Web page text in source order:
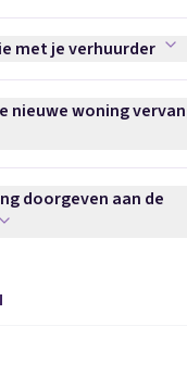
je verhuurder afvinken
met je verhuurder
woning vervangen
nieuwe woning
aan de
doorgeven aan de